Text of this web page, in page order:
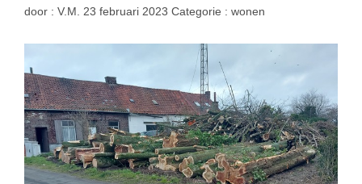
door : V.M. 23 februari 2023 Categorie : wonen